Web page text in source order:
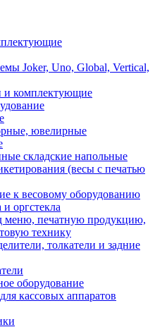
Joker, Uno, Global, Vertical,
и комплектующие
ювелирные
складские напольные
(весы с печатью
к весовому оборудованию
оргстекла
меню, печатную продукцию,
технику
толкатели и задние
оборудование
кассовых аппаратов